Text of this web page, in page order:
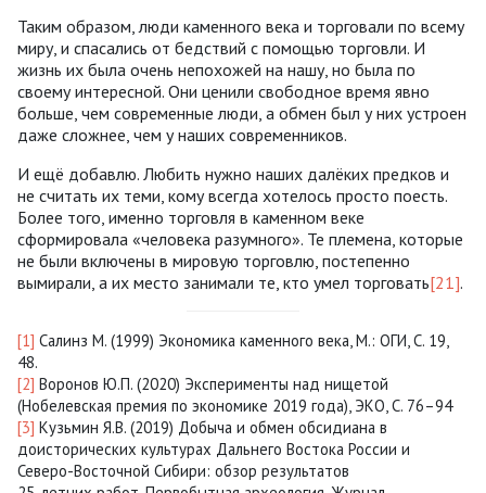
Таким образом, люди каменного века и торговали по всему
миру, и спасались от бедствий с помощью торговли. И
жизнь их была очень непохожей на нашу, но была по
своему интересной. Они ценили свободное время явно
больше, чем современные люди, а обмен был у них устроен
даже сложнее, чем у наших современников.
И ещё добавлю. Любить нужно наших далёких предков и
не считать их теми, кому всегда хотелось просто поесть.
Более того, именно торговля в каменном веке
сформировала «человека разумного». Те племена, которые
не были включены в мировую торговлю, постепенно
вымирали, а их место занимали те, кто умел торговать[21].
[1] Салинз М. (1999) Экономика каменного века, М.: ОГИ, С. 19,
48.
[2] Воронов Ю.П. (2020) Эксперименты над нищетой
(Нобелевская премия по экономике 2019 года), ЭКО, С. 76–94
[3] Кузьмин Я.В. (2019) Добыча и обмен обсидиана в
доисторических культурах Дальнего Востока России и
Северо-Восточной Сибири: обзор результатов